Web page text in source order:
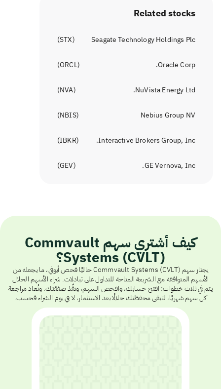
Related stocks
Seagate Technology Holdings Plc
(
STX
)
Oracle Corp.
(
ORCL
)
NuVista Energy Ltd.
(
NVA
)
Nebius Group NV
(
NBIS
)
Interactive Brokers Group, Inc.
(
IBKR
)
GE Vernova, Inc.
(
GEV
)
كيف أشتري سهم Commvault
Systems (CVLT)؟
يجتاز سهم Commvault Systems (CVLT) حاليًا فحص أيوفي، ما يجعله من
الأسهم المتوافقة مع الشريعة المتاحة للتداول على تبادلات. شراء الأسهم الحلال
يتم في ثلاث خطوات: افتح حسابك، وافحص السهم، ونفّذ صفقتك. وتُعاد مراجعة
كل سهم شهريًا، لتبقى محفظتك حلالًا بعد الاستثمار، لا في يوم الشراء فحسب.